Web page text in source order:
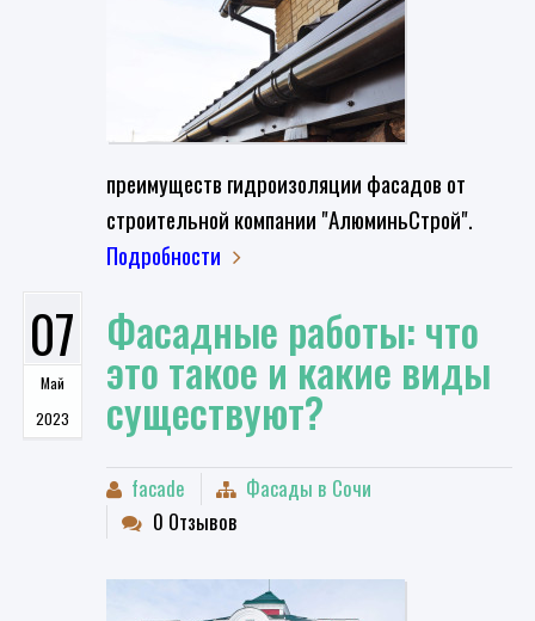
преимуществ гидроизоляции фасадов от
строительной компании "АлюминьСтрой".
Подробности
07
Май
2023
​Фасадные работы: что
это такое и какие виды
существуют?
facade
Фасады в Сочи
0 Отзывов